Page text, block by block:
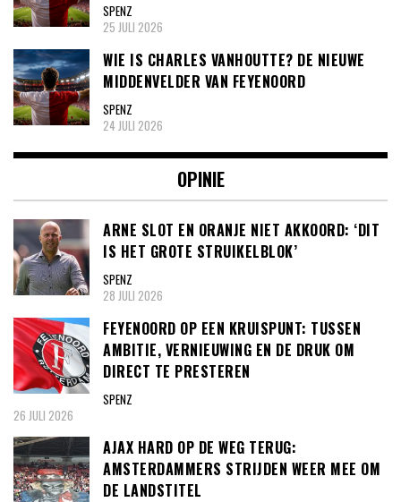
SPENZ
25 JULI 2026
WIE IS CHARLES VANHOUTTE? DE NIEUWE
MIDDENVELDER VAN FEYENOORD
SPENZ
24 JULI 2026
OPINIE
ARNE SLOT EN ORANJE NIET AKKOORD: ‘DIT
IS HET GROTE STRUIKELBLOK’
SPENZ
28 JULI 2026
FEYENOORD OP EEN KRUISPUNT: TUSSEN
AMBITIE, VERNIEUWING EN DE DRUK OM
DIRECT TE PRESTEREN
SPENZ
26 JULI 2026
AJAX HARD OP DE WEG TERUG:
AMSTERDAMMERS STRIJDEN WEER MEE OM
DE LANDSTITEL